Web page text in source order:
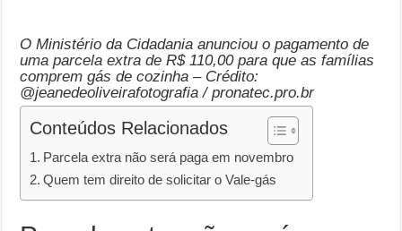
O Ministério da Cidadania anunciou o pagamento de
uma parcela extra de R$ 110,00 para que as famílias
comprem gás de cozinha – Crédito:
@jeanedeoliveirafotografia / pronatec.pro.br
Conteúdos Relacionados
Parcela extra não será paga em novembro
Quem tem direito de solicitar o Vale-gás